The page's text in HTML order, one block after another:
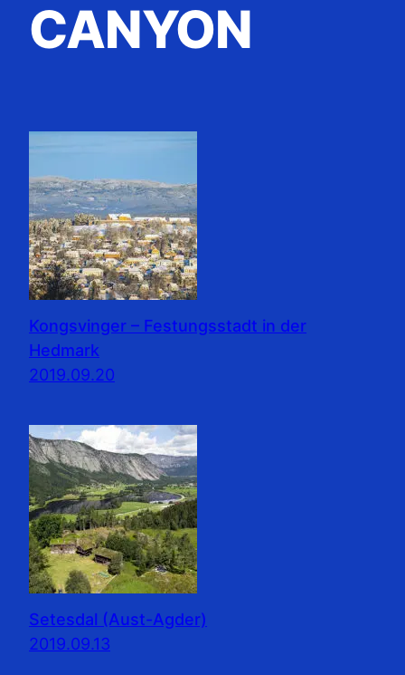
CANYON
Kongsvinger – Festungsstadt in der
Hedmark
2019.09.20
Setesdal (Aust-Agder)
2019.09.13